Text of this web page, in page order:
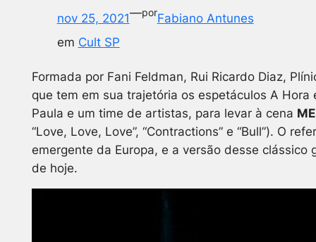
nov 25, 2021—porFabiano Antunes
em Cult SP
Formada por Fani Feldman, Rui Ricardo Diaz,
que tem em sua trajetória os espetáculos A
Paula e um time de artistas, para levar à cena
“Love, Love, Love”, “Contractions” e “Bull”). O
emergente da Europa, e a versão desse
de hoje.